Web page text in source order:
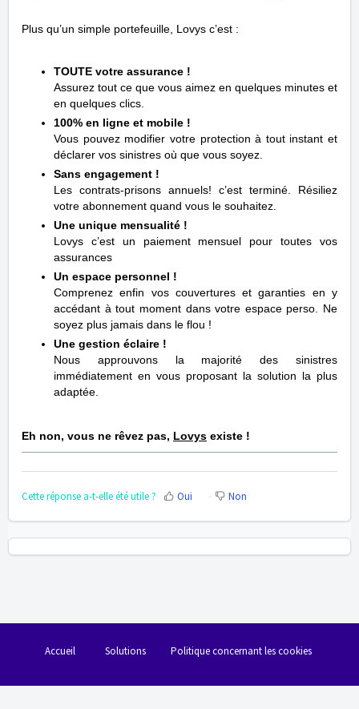
Plus qu’un simple portefeuille, Lovys c’est :
TOUTE votre assurance !
Assurez tout ce que vous aimez en quelques minutes et
en quelques clics.
100% en ligne et mobile !
Vous pouvez modifier votre protection à tout instant et
déclarer vos sinistres où que vous soyez.
Sans engagement !
Les contrats-prisons annuels! c’est terminé. Résiliez
votre abonnement quand vous le souhaitez.
Une unique mensualité !
Lovys c’est un paiement mensuel pour toutes vos
assurances
Un espace personnel !
Comprenez enfin vos couvertures et garanties en y
accédant à tout moment dans votre espace perso. Ne
soyez plus jamais dans le flou !
Une gestion éclaire !
Nous approuvons la majorité des sinistres
immédiatement en vous proposant la solution la plus
adaptée.
Eh non, vous ne rêvez pas, Lovys existe !
Cette réponse a-t-elle été utile ? Oui Non
Accueil Solutions Politique concernant les cookies